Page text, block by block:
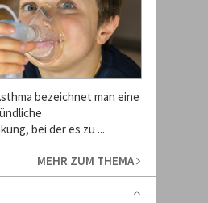
bezeichnet man eine
bei der es zu ...
MEHR ZUM THEMA